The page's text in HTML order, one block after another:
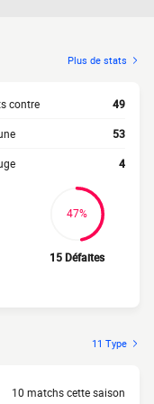
Plus de stats
contre 49
53
4
47%
15 Défaites
11 Type
10 matchs cette saison